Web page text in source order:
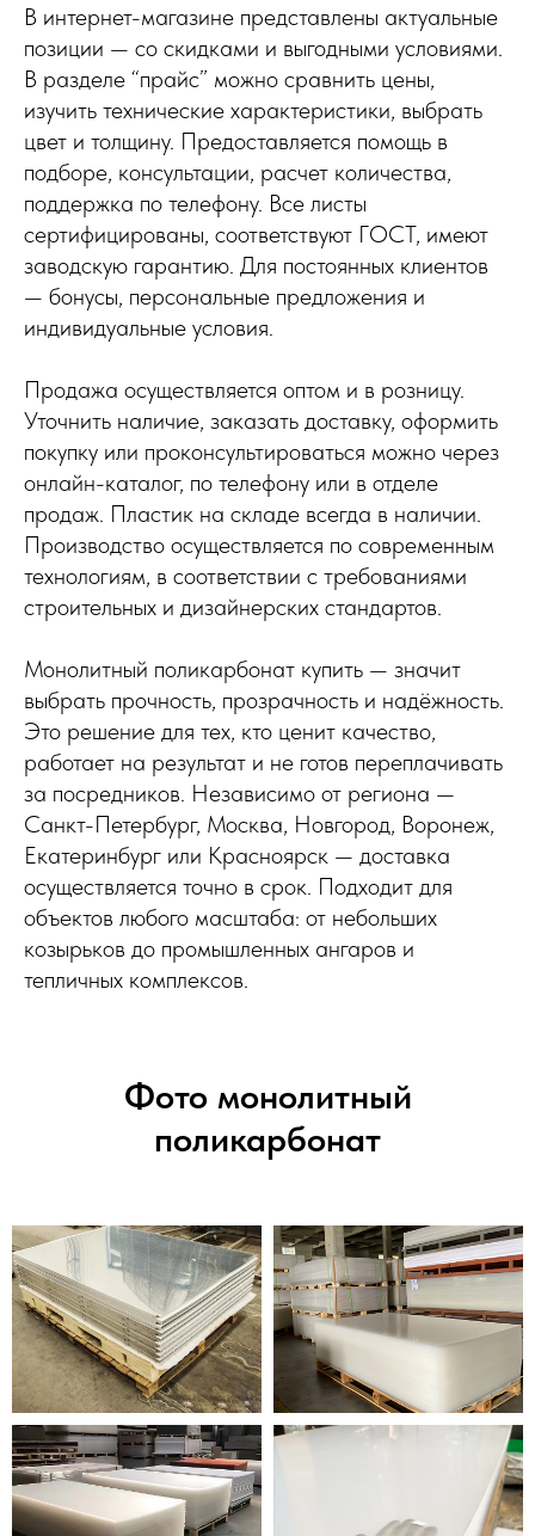
В интернет-магазине представлены актуальные
позиции — со скидками и выгодными условиями.
В разделе “прайс” можно сравнить цены,
изучить технические характеристики, выбрать
цвет и толщину. Предоставляется помощь в
подборе, консультации, расчет количества,
поддержка по телефону. Все листы
сертифицированы, соответствуют ГОСТ, имеют
заводскую гарантию. Для постоянных клиентов
— бонусы, персональные предложения и
индивидуальные условия.
Продажа осуществляется оптом и в розницу.
Уточнить наличие, заказать доставку, оформить
покупку или проконсультироваться можно через
онлайн-каталог, по телефону или в отделе
продаж. Пластик на складе всегда в наличии.
Производство осуществляется по современным
технологиям, в соответствии с требованиями
строительных и дизайнерских стандартов.
Монолитный поликарбонат купить — значит
выбрать прочность, прозрачность и надёжность.
Это решение для тех, кто ценит качество,
работает на результат и не готов переплачивать
за посредников. Независимо от региона —
Санкт-Петербург, Москва, Новгород, Воронеж,
Екатеринбург или Красноярск — доставка
осуществляется точно в срок. Подходит для
объектов любого масштаба: от небольших
козырьков до промышленных ангаров и
тепличных комплексов.
Фото монолитный
поликарбонат